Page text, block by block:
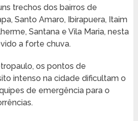
trechos dos bairros de
Santo Amaro, Ibirapuera, Itaim
Santana e Vila Maria, nesta
a forte chuva.
os pontos de
intenso na cidade dificultam o
de emergência para o